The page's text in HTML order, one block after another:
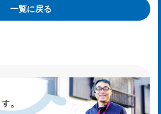
一覧に戻る